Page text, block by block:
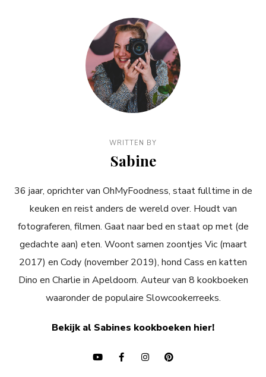
WRITTEN BY
Sabine
36 jaar, oprichter van OhMyFoodness, staat fulltime in de
keuken en reist anders de wereld over. Houdt van
fotograferen, filmen. Gaat naar bed en staat op met (de
gedachte aan) eten. Woont samen zoontjes Vic (maart
2017) en Cody (november 2019), hond Cass en katten
Dino en Charlie in Apeldoorn. Auteur van 8 kookboeken
waaronder de populaire Slowcookerreeks.
Bekijk al Sabines kookboeken hier!